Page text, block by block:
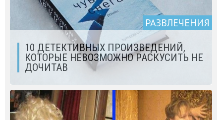
РАЗВЛЕЧЕНИЯ
10 ДЕТЕКТИВНЫХ ПРОИЗВЕДЕНИЙ,
КОТОРЫЕ НЕВОЗМОЖНО РАСКУСИТЬ НЕ
ДОЧИТАВ